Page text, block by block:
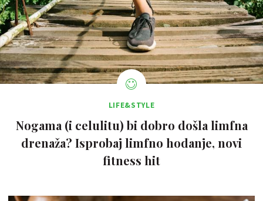
LIFE&STYLE
Nogama (i celulitu) bi dobro došla limfna
drenaža? Isprobaj limfno hodanje, novi
fitness hit